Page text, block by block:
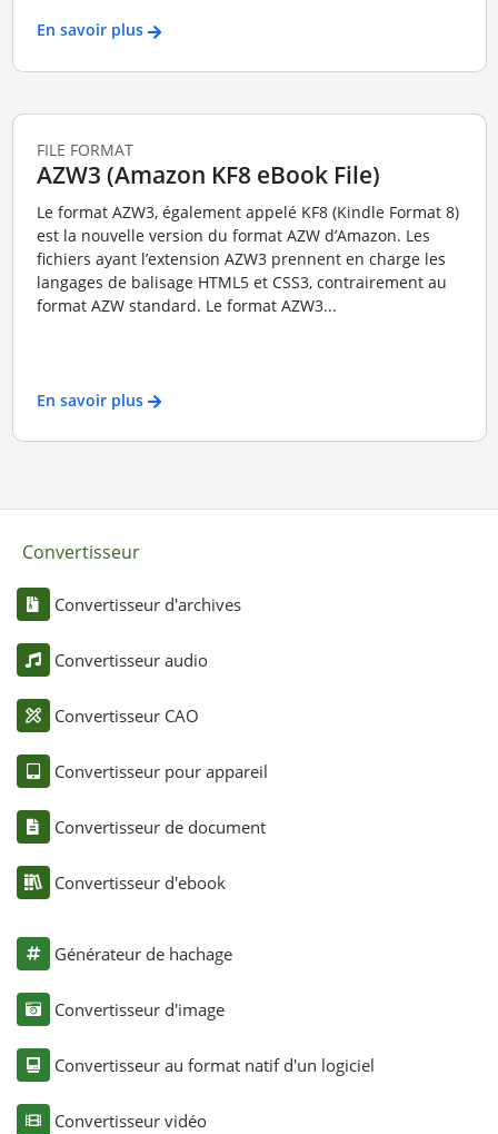
En savoir plus
FILE FORMAT
AZW3 (Amazon KF8 eBook File)
Le format AZW3, également appelé KF8 (Kindle Format 8)
est la nouvelle version du format AZW d’Amazon. Les
fichiers ayant l’extension AZW3 prennent en charge les
langages de balisage HTML5 et CSS3, contrairement au
format AZW standard. Le format AZW3...
En savoir plus
Convertisseur
Convertisseur d'archives
Convertisseur audio
Convertisseur CAO
Convertisseur pour appareil
Convertisseur de document
Convertisseur d'ebook
Générateur de hachage
Convertisseur d'image
Convertisseur au format natif d'un logiciel
Convertisseur vidéo